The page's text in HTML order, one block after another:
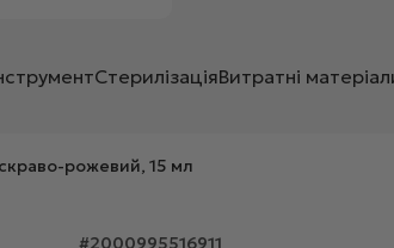
СтерилізаціяВитратні
рожевий, 15 мл
#2000995516911